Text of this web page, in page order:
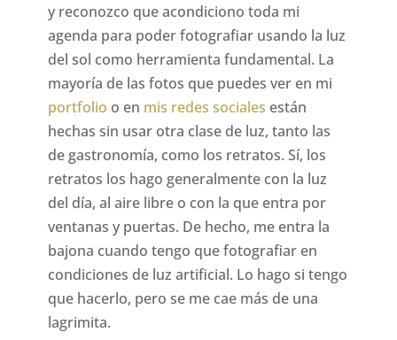
y reconozco que acondiciono toda mi
agenda para poder fotografiar usando la luz
del sol como herramienta fundamental. La
mayoría de las fotos que puedes ver en mi
portfolio o en mis redes sociales están
hechas sin usar otra clase de luz, tanto las
de gastronomía, como los retratos. Sí, los
retratos los hago generalmente con la luz
del día, al aire libre o con la que entra por
ventanas y puertas. De hecho, me entra la
bajona cuando tengo que fotografiar en
condiciones de luz artificial. Lo hago si tengo
que hacerlo, pero se me cae más de una
lagrimita.